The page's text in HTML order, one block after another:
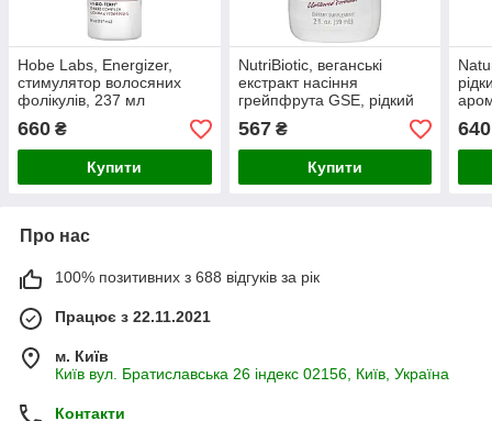
Hobe Labs, Energizer,
стимулятор волосяних
фолікулів, 237 мл
660 ₴
Купити
NutriBiotic, веганські
екстракт насіння
грейпфрута GSE, рідкий
концентрат, 59 мл (2 рідин
та си. унції
567₴
Купити
640
Про нас
100% позитивних з 688 відгуків за рік
Працює з 22.11.2021
м. Київ
Київ вул. Братиславська 26 індекс 02156, Київ, Україна
Контакти